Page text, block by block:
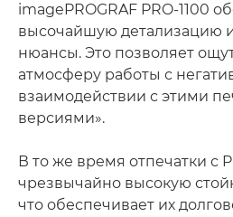
imagePROGRAF PRO-1100
высочайшую детализацию и
нюансы. Это позволяет
атмосферу работы с
взаимодействии с этими
версиями».
В то же время отпечатки с
чрезвычайно высокую
что обеспечивает их